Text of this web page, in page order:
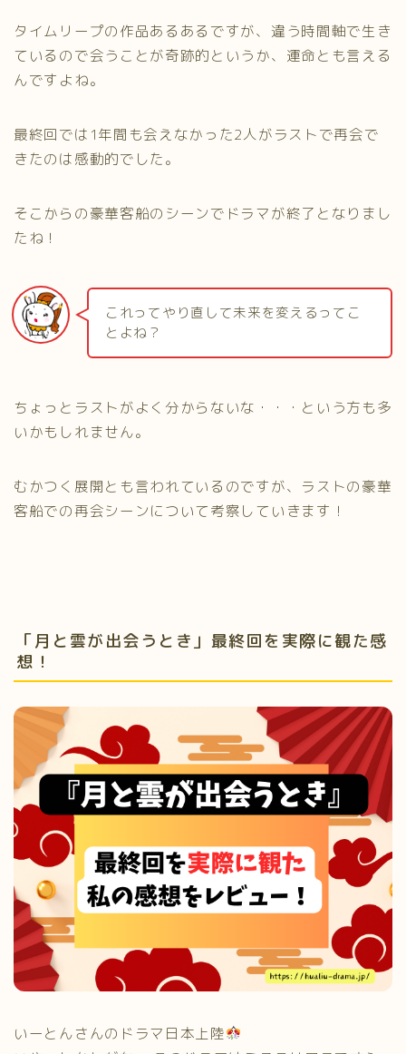
タイムリープの作品あるあるですが、違う時間軸で生き
ているので会うことが奇跡的というか、運命とも言える
んですよね。
最終回では1年間も会えなかった2人がラストで再会で
きたのは感動的でした。
そこからの豪華客船のシーンでドラマが終了となりまし
たね！
これってやり直して未来を変えるってこ
とよね？
ちょっとラストがよく分からないな・・・という方も多
いかもしれません。
むかつく展開とも言われているのですが、ラストの豪華
客船での再会シーンについて考察していきます！
「月と雲が出会うとき」最終回を実際に観た感
想！
いーとんさんのドラマ日本上陸